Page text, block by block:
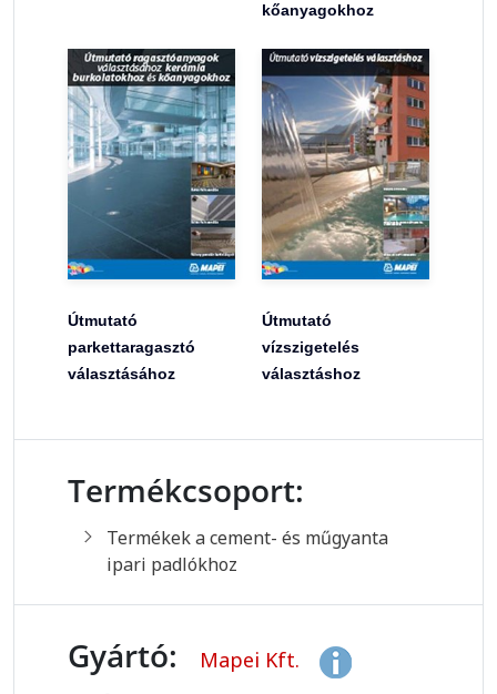
kőanyagokhoz
Útmutató
parkettaragasztó
választásához
Útmutató
vízszigetelés
választáshoz
Termékcsoport:
Termékek a cement- és műgyanta
ipari padlókhoz
Gyártó: Mapei Kft.